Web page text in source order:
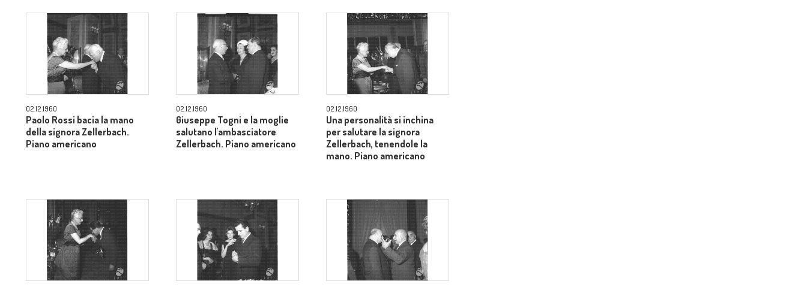
02.12.1960
Paolo Rossi bacia la mano
della signora Zellerbach.
Piano americano
02.12.1960
Giuseppe Togni e la moglie
salutano l'ambasciatore
Zellerbach. Piano americano
02.12.1960
Una personalità si inchina
per salutare la signora
Zellerbach, tenendole la
mano. Piano americano